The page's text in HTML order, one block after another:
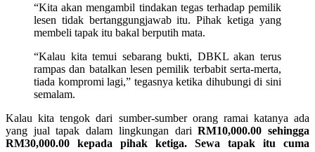
“Kita akan mengambil tindakan tegas terhadap pemilik
lesen tidak bertanggungjawab itu. Pihak ketiga yang
membeli tapak itu bakal berputih mata.
“Kalau kita temui sebarang bukti, DBKL akan terus
rampas dan batalkan lesen pemilik terbabit serta-merta,
tiada kompromi lagi,” tegasnya ketika dihubungi di sini
semalam.
Kalau kita tengok dari sumber-sumber orang ramai katanya ada
yang jual tapak dalam lingkungan dariRM10,000.00 sehingga
RM30,000.00 kepada pihak ketiga. Sewa tapak itu cuma